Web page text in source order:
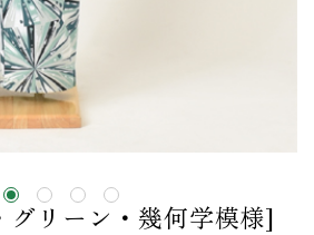
リーン・幾何学模様]